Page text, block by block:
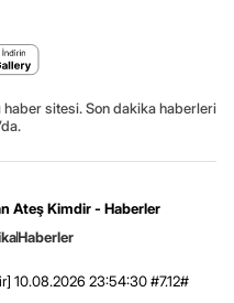
haber sitesi. Son dakika haberleri
Ateş Kimdir - Haberler
Haberler
10.08.2026 23:54:30 #7.12#